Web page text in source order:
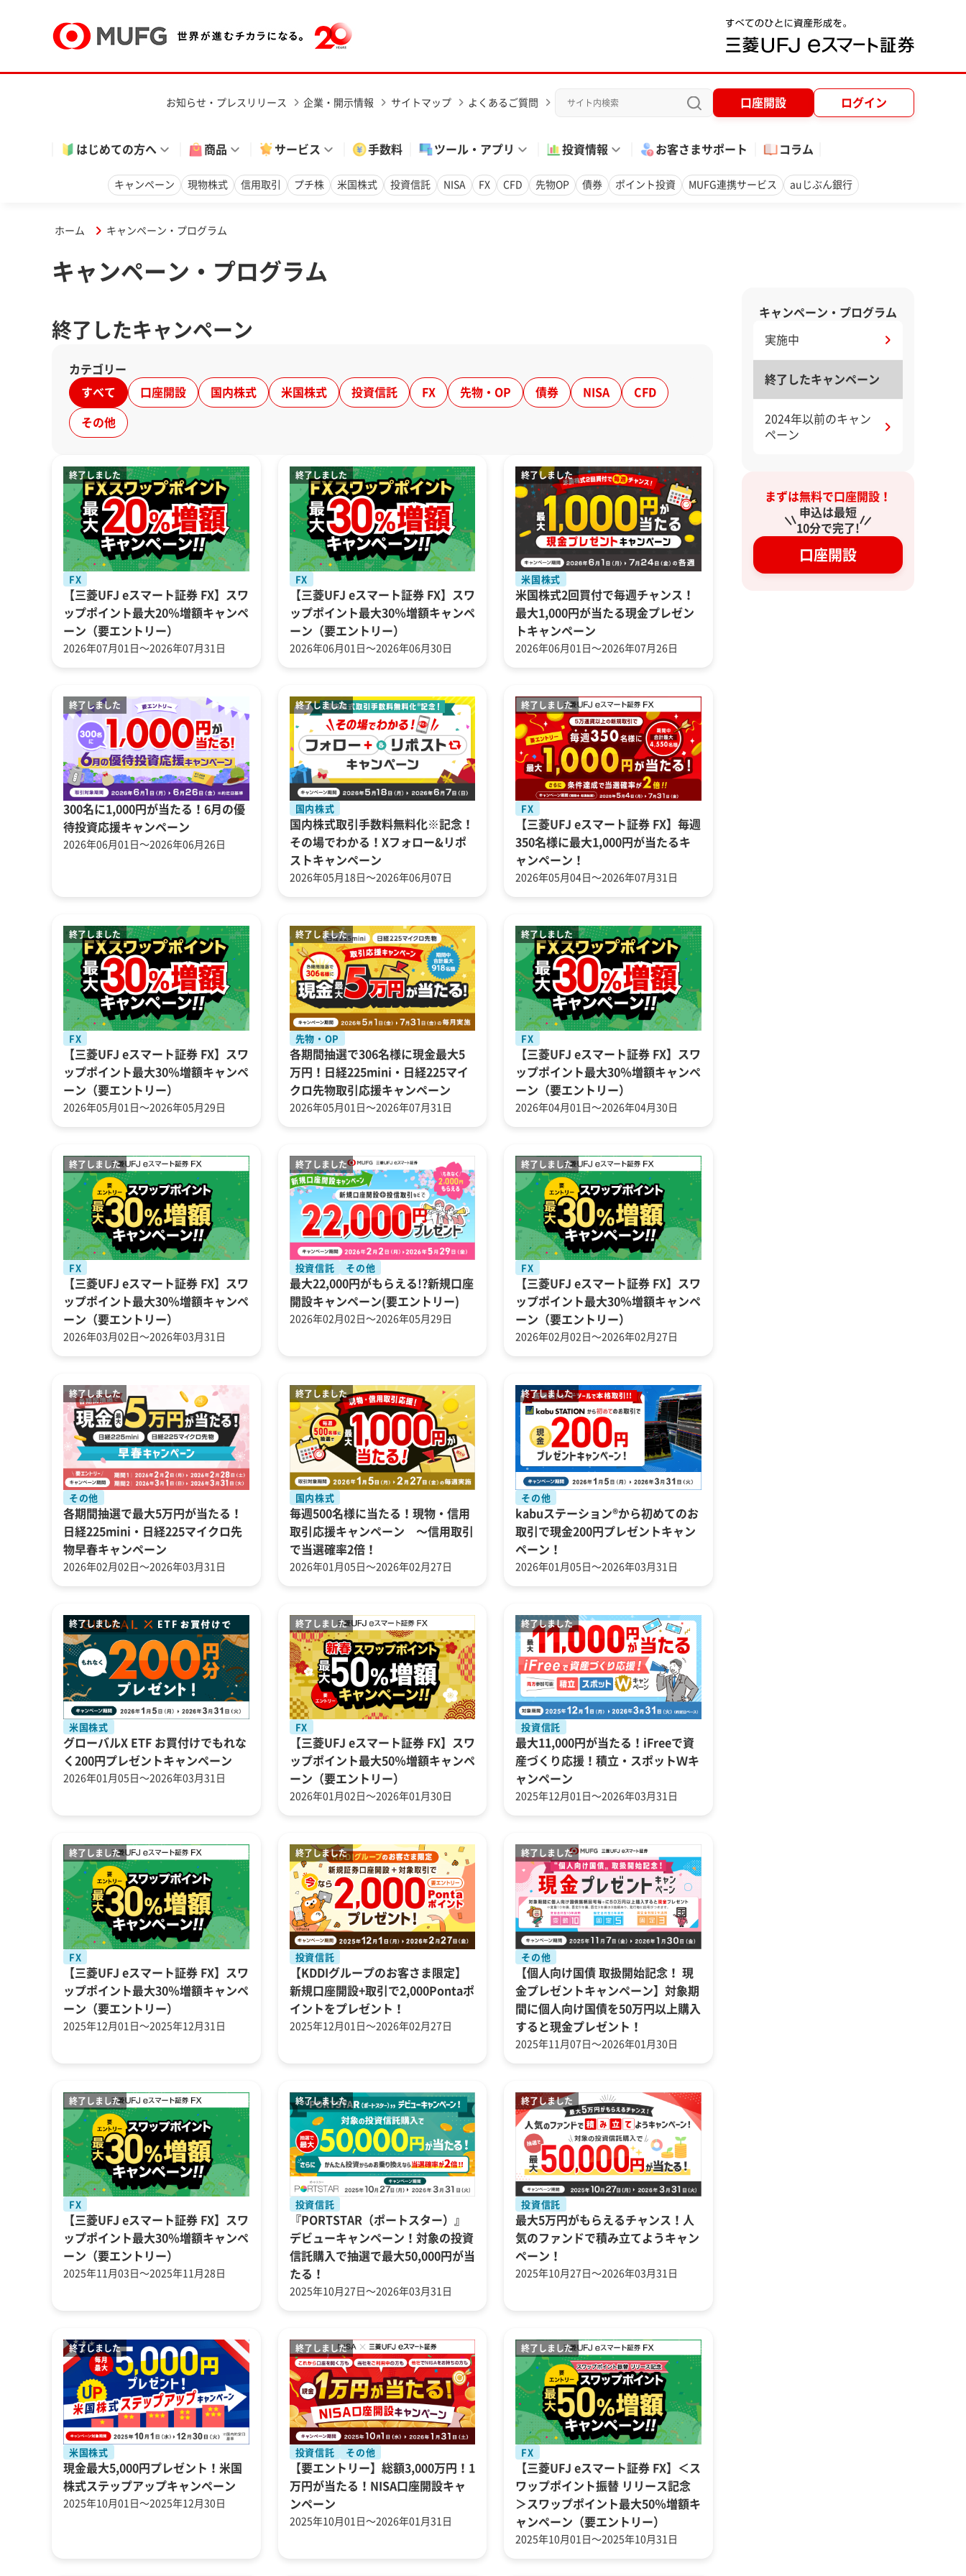
お知らせ・プレスリリース 企業・開示情報 サイトマップ よくあるご質問 口座開設 ログイン
はじめての方へ 商品 サービス 手数料 ツール・アプリ 投資情報 お客さまサポート コラム
キャンペーン 現物株式 信用取引 プチ株 米国株式 投資信託 NISA FX CFD 先物OP 債券 ポイント投資 MUFG連携サービス auじぶん銀行
ホーム キャンペーン・プログラム
キャンペーン・プログラム
終了したキャンペーン
カテゴリー
すべて
口座開設 国内株式 米国株式 投資信託 FX 先物・OP 債券 NISA CFD
その他
FX
【三菱UFJ eスマート証券 FX】スワ
ップポイント最大20％増額キャンペ
ーン（要エントリー）
2026年07月01日～2026年07月31日
FX
【三菱UFJ eスマート証券 FX】スワ
ップポイント最大30％増額キャンペ
ーン（要エントリー）
2026年06月01日～2026年06月30日
米国株式
米国株式2回買付で毎週チャンス！
最大1,000円が当たる現金プレゼン
トキャンペーン
2026年06月01日～2026年07月26日
300名に1,000円が当たる！6月の優
待投資応援キャンペーン
2026年06月01日～2026年06月26日
国内株式
国内株式取引手数料無料化※記念！
その場でわかる！Xフォロー&リポ
ストキャンペーン
2026年05月18日～2026年06月07日
FX
【三菱UFJ eスマート証券 FX】毎週
350名様に最大1,000円が当たるキ
ャンペーン！
2026年05月04日～2026年07月31日
FX
【三菱UFJ eスマート証券 FX】スワ
ップポイント最大30％増額キャンペ
ーン（要エントリー）
2026年05月01日～2026年05月29日
先物・OP
各期間抽選で306名様に現金最大5
万円！日経225mini・日経225マイ
クロ先物取引応援キャンペーン
2026年05月01日～2026年07月31日
FX
【三菱UFJ eスマート証券 FX】スワ
ップポイント最大30％増額キャンペ
ーン（要エントリー）
2026年04月01日～2026年04月30日
FX
【三菱UFJ eスマート証券 FX】スワ
ップポイント最大30％増額キャンペ
ーン（要エントリー）
2026年03月02日～2026年03月31日
投資信託 その他
最大22,000円がもらえる!?新規口座
開設キャンペーン(要エントリー)
2026年02月02日～2026年05月29日
FX
【三菱UFJ eスマート証券 FX】スワ
ップポイント最大30％増額キャンペ
ーン（要エントリー）
2026年02月02日～2026年02月27日
その他
各期間抽選で最大5万円が当たる！
日経225mini・日経225マイクロ先
物早春キャンペーン
2026年02月02日～2026年03月31日
国内株式
毎週500名様に当たる！現物・信用
取引応援キャンペーン ～信用取引
で当選確率2倍！
2026年01月05日～2026年02月27日
その他
kabuステーション®から初めてのお
取引で現金200円プレゼントキャン
ペーン！
2026年01月05日～2026年03月31日
米国株式
グローバルX ETF お買付けでもれな
く200円プレゼントキャンペーン
2026年01月05日～2026年03月31日
FX
【三菱UFJ eスマート証券 FX】スワ
ップポイント最大50％増額キャンペ
ーン（要エントリー）
2026年01月02日～2026年01月30日
投資信託
最大11,000円が当たる！iFreeで資
産づくり応援！積立・スポットＷキ
ャンペーン
2025年12月01日～2026年03月31日
FX
【三菱UFJ eスマート証券 FX】スワ
ップポイント最大30％増額キャンペ
ーン（要エントリー）
2025年12月01日～2025年12月31日
投資信託
【KDDIグループのお客さま限定】
新規口座開設+取引で2,000Pontaポ
イントをプレゼント！
2025年12月01日～2026年02月27日
その他
【個人向け国債 取扱開始記念！ 現
金プレゼントキャンペーン】対象期
間に個人向け国債を50万円以上購入
すると現金プレゼント！
2025年11月07日～2026年01月30日
FX
【三菱UFJ eスマート証券 FX】スワ
ップポイント最大30％増額キャンペ
ーン（要エントリー）
2025年11月03日～2025年11月28日
投資信託
『PORTSTAR（ポートスター）』
デビューキャンペーン！対象の投資
信託購入で抽選で最大50,000円が当
たる！
2025年10月27日～2026年03月31日
投資信託
最大5万円がもらえるチャンス！人
気のファンドで積み立てようキャン
ペーン！
2025年10月27日～2026年03月31日
米国株式
現金最大5,000円プレゼント！米国
株式ステップアップキャンペーン
2025年10月01日～2025年12月30日
投資信託 その他
【要エントリー】総額3,000万円！1
万円が当たる！NISA口座開設キャ
ンペーン
2025年10月01日～2026年01月31日
FX
【三菱UFJ eスマート証券 FX】＜ス
ワップポイント振替 リリース記念
＞スワップポイント最大50％増額キ
ャンペーン（要エントリー）
2025年10月01日～2025年10月31日
キャンペーン・プログラム
実施中
終了したキャンペーン
2024年以前のキャン
ペーン
まずは無料で口座開設！
申込は最短
10分で完了!
口座開設